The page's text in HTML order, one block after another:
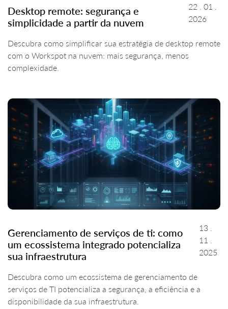
Desktop remote: segurança e
simplicidade a partir da nuvem
22 . 01 .
2026
Descubra como simplificar sua estratégia de desktop remote
com o Workspot na nuvem: mais segurança, menos
complexidade.
Gerenciamento de serviços de ti: como
um ecossistema integrado potencializa
sua infraestrutura
13 .
11 .
2025
Descubra como um ecossistema de gerenciamento de
serviços de TI potencializa a segurança, a eficiência e a
disponibilidade da sua infraestrutura.